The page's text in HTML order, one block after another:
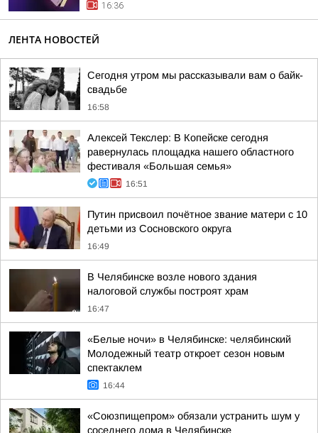
16:36
ЛЕНТА НОВОСТЕЙ
Сегодня утром мы рассказывали вам о байк-
свадьбе
16:58
Алексей Текслер: В Копейске сегодня
равернулась площадка нашего областного
фестиваля «Большая семья»
16:51
Путин присвоил почётное звание матери с 10
детьми из Сосновского округа
16:49
В Челябинске возле нового здания
налоговой службы построят храм
16:47
«Белые ночи» в Челябинске: челябинский
Молодежный театр откроет сезон новым
спектаклем
16:44
«Союзпищепром» обязали устранить шум у
соседнего дома в Челябинске